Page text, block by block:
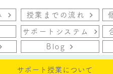
授業までの流れ
サポートシステム
Blog
サポート授業について